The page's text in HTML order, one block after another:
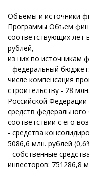
Объемы и источники
Программы Объем
соответствующих лет
рублей,
из них по источникам
- федеральный
числе компенсация
строительству - 28
Российской
средств
соответствии с его
- средства
5086,6 млн. рублей
- собственные
инвесторов: 751286,8